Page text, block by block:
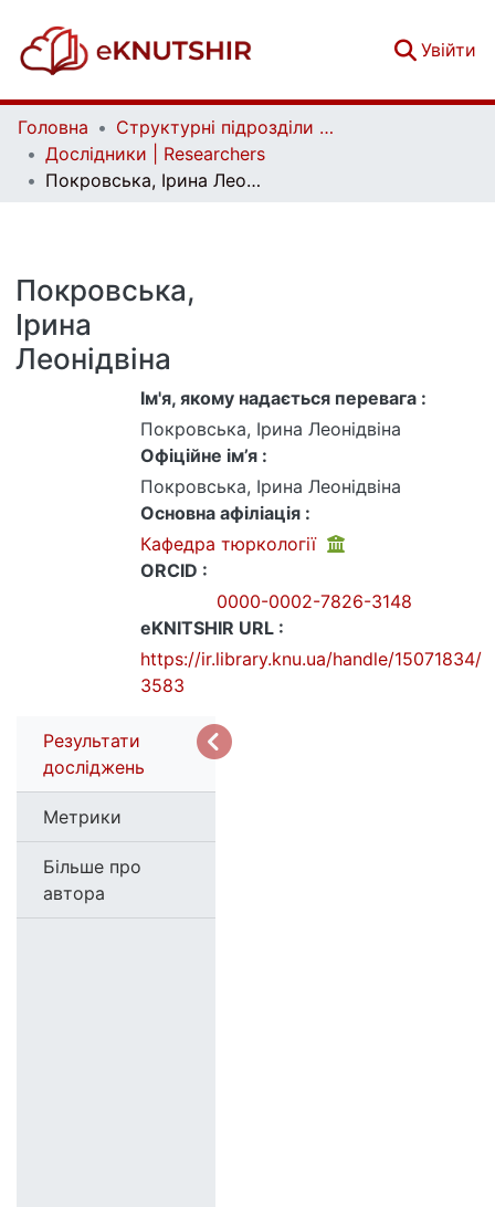
Увійти
Головна
Структурні підрозділи Київського національного університету імені Тараса Шевченка та Організації | Faculties, Institutes and Departments of Taras Shevchenko National University of Kyiv and Organizations
Дослідники | Researchers
Покровська, Ірина Леонідвіна
Покровська,
Ірина
Леонідвіна
Ім'я, якому надається перевага :
Покровська, Ірина Леонідвіна
Офіційне ім’я :
Покровська, Ірина Леонідвіна
Основна афіліація :
Кафедра тюркології
ORCID :
0000-0002-7826-3148
eKNITSHIR URL :
https://ir.library.knu.ua/handle/15071834/
3583
Результати
досліджень
Метрики
Більше про
автора